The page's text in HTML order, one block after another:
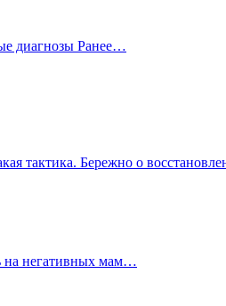
диагнозы Ранее…
тактика. Бережно о
на негативных мам…